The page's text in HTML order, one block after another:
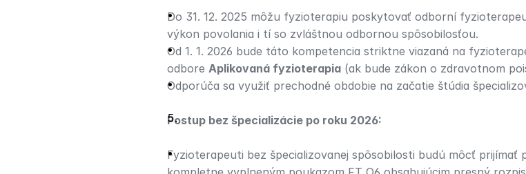
Do 31. 12. 2025 môžu fyzioterapiu poskytovať odborní
výkon povolania i tí so zvláštnou odbornou spôsobilosťou.
Od 1. 1. 2026 bude táto kompetencia striktne viazaná na
odbore Aplikovaná fyzioterapia (ak bude zákon o zdravotnom
Odporúča sa využiť prechodné obdobie na začatie štúdia
Postup bez špecializácie po roku 2026:
Fyzioterapeuti bez špecializovanej spôsobilosti budú môcť prijímať